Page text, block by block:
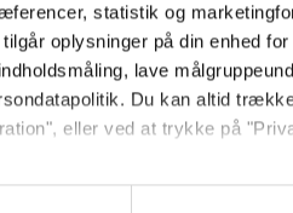
statistik og
oplysninger på din enhed
lave
Du kan altid
eller ved at trykke på
det, vil vi også gerne:
publikum
har ingen skrevet en